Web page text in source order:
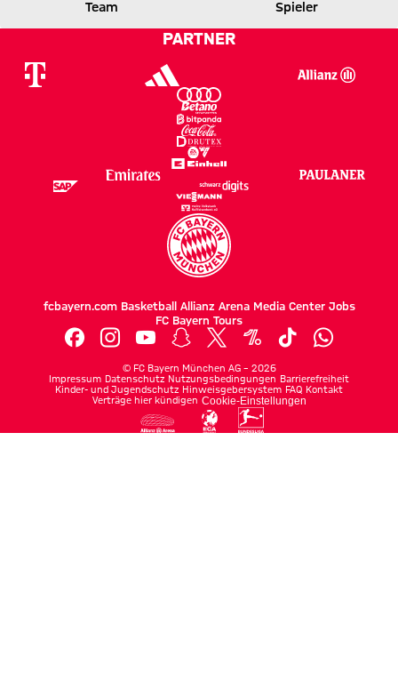
FCB
Team Spieler
PARTNER
fcbayern.com Basketball Allianz Arena Media Center Jobs
FC Bayern Tours
© FC Bayern München AG – 2026
Impressum Datenschutz Nutzungsbedingungen Barrierefreiheit
Kinder- und Jugendschutz Hinweisgebersystem FAQ Kontakt
Verträge hier kündigen Cookie-Einstellungen